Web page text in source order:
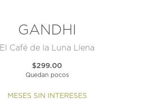
GANDHI
El Café de la Luna Llena
$299.00
Quedan pocos
MESES SIN INTERESES